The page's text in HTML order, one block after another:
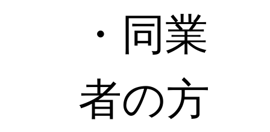
・同業
者の方